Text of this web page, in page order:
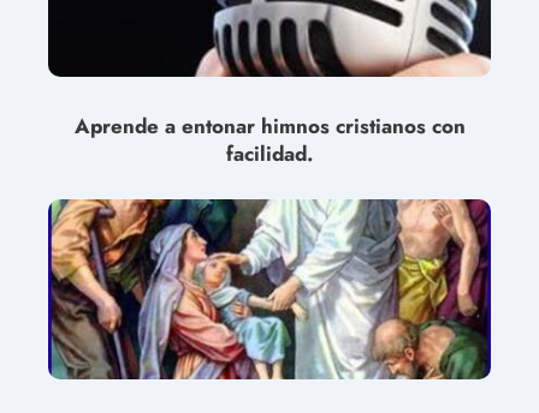
Aprende a entonar himnos cristianos con
facilidad.